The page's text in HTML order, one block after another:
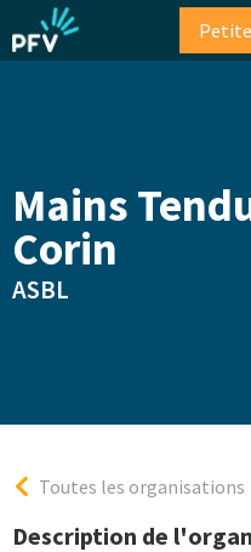
au
contenu
Mains
Corin
ASBL
Toutes les organisations
Description de